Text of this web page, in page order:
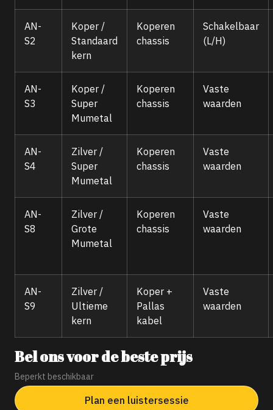
AN-
S2
Koper /
Standaard
kern
Koperen
chassis
Schakelbaar
(L/H)
AN-
S3
Koper /
Super
Mumetal
Koperen
chassis
Vaste
waarden
AN-
S4
Zilver /
Super
Mumetal
Koperen
chassis
Vaste
waarden
AN-
S8
Zilver /
Grote
Mumetal
Koperen
chassis
Vaste
waarden
AN-
S9
Zilver /
Ultieme
kern
Koper +
Pallas
kabel
Vaste
waarden
Bel ons voor de beste prijs
Beperkt beschikbaar
Plan een luistersessie